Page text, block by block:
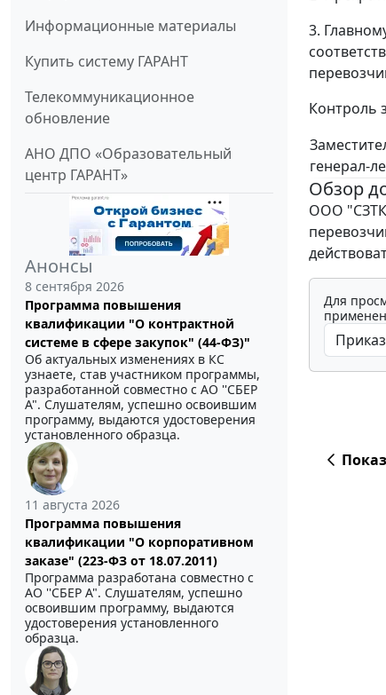
Информационные материалы
Купить систему ГАРАНТ
Телекоммуникационное
обновление
АНО ДПО «Образовательный
центр ГАРАНТ»
Анонсы
8 сентября 2026
Программа повышения
квалификации "О контрактной
системе в сфере закупок" (44-ФЗ)"
Об актуальных изменениях в КС
узнаете, став участником программы,
разработанной совместно с АО ''СБЕР
А". Слушателям, успешно освоившим
программу, выдаются удостоверения
установленного образца.
11 августа 2026
Программа повышения
квалификации "О корпоративном
заказе" (223-ФЗ от 18.07.2011)
Программа разработана совместно с
АО ''СБЕР А". Слушателям, успешно
освоившим программу, выдаются
удостоверения установленного
образца.
3.
Контроль
генерал-
Обзор
ООО "СЗТК
Для